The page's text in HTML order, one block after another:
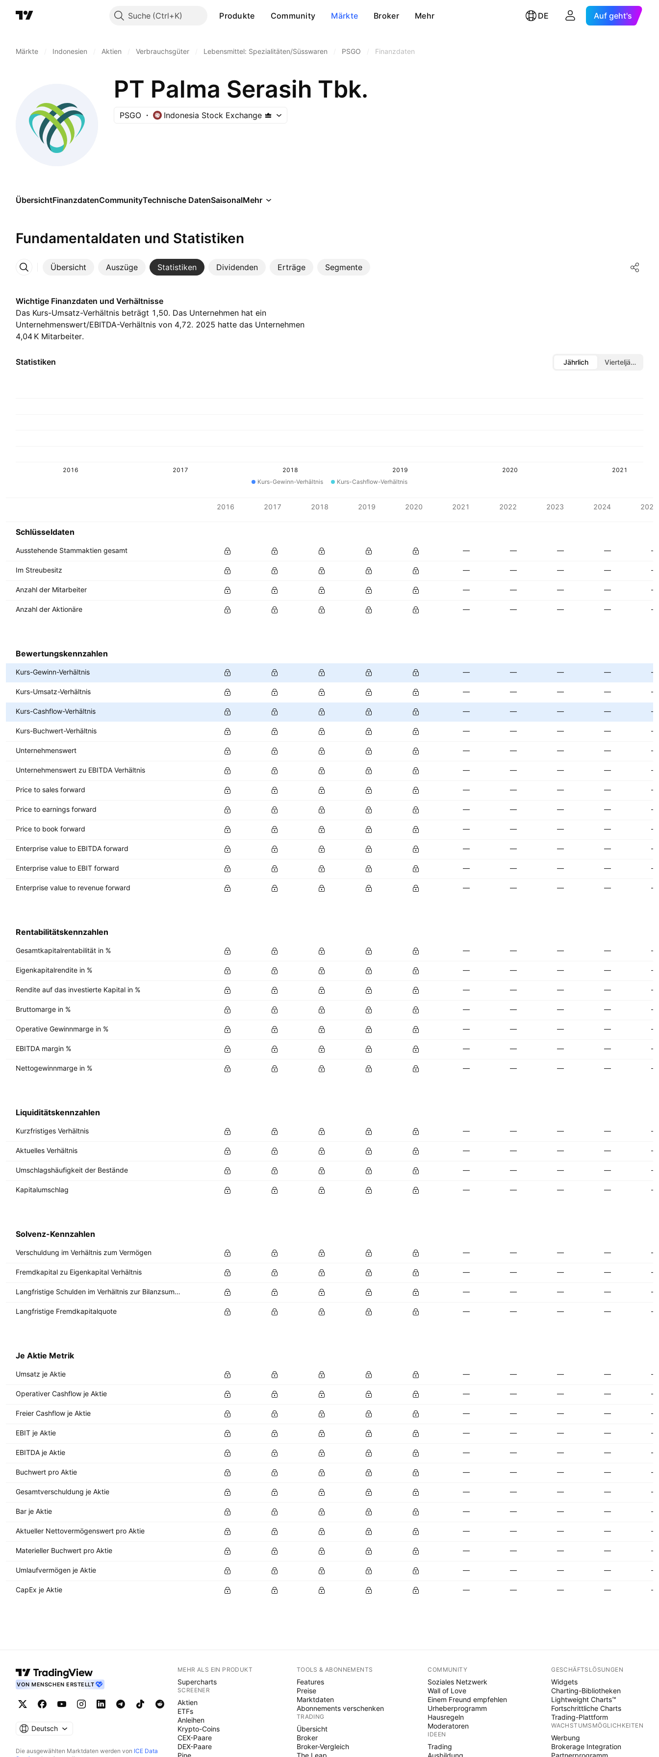
Suche Produkte Community Märkte Broker Mehr DE Auf geht's
Märkte Indonesien Aktien Verbrauchsgüter Lebensmittel: Spezialitäten/Süsswaren PSGO Finanzdaten
PT Palma Serasih Tbk.
PSGO Indonesia Stock Exchange
ÜbersichtFinanzdatenCommunityTechnische DatenSaisonalMehr
Fundamentaldaten und Statistiken
Übersicht Auszüge Statistiken Dividenden Erträge Segmente
Mehr
Wichtige Finanzdaten und Verhältnisse
Das Kurs-Umsatz-Verhältnis beträgt 1,50. Das Unternehmen hat ein
Unternehmenswert/EBITDA-Verhältnis von 4,72. 2025 hatte das Unternehmen
‪4,04 K‬ Mitarbeiter.
Statistiken Jährlich Vierteljährlich
2016 2017 2018 2019 2020
2021
Kurs-Gewinn-Verhältnis
Kurs-Cashflow-Verhältnis
2016 2017 2018 2019 2020 2021 2022 2023 2024 2025
Schlüsseldaten
Ausstehende Stammaktien gesamt — — — — —
Im Streubesitz — — — — —
Anzahl der Mitarbeiter — — — — —
Anzahl der Aktionäre — — — — —
Bewertungskennzahlen
Kurs-Gewinn-Verhältnis — — — — —
Kurs-Umsatz-Verhältnis — — — — —
Kurs-Cashflow-Verhältnis — — — — —
Kurs-Buchwert-Verhältnis — — — — —
Unternehmenswert — — — — —
Unternehmenswert zu EBITDA Verhältnis — — — — —
Price to sales forward — — — — —
Price to earnings forward — — — — —
Price to book forward — — — — —
Enterprise value to EBITDA forward — — — — —
Enterprise value to EBIT forward — — — — —
Enterprise value to revenue forward — — — — —
Rentabilitätskennzahlen
Gesamtkapitalrentabilität in % — — — — —
Eigenkapitalrendite in % — — — — —
Rendite auf das investierte Kapital in % — — — — —
Bruttomarge in % — — — — —
Operative Gewinnmarge in % — — — — —
EBITDA margin % — — — — —
Nettogewinnmarge in % — — — — —
Liquiditätskennzahlen
Kurzfristiges Verhältnis — — — — —
Aktuelles Verhältnis — — — — —
Umschlagshäufigkeit der Bestände — — — — —
Kapitalumschlag — — — — —
Solvenz-Kennzahlen
Verschuldung im Verhältnis zum Vermögen — — — — —
Fremdkapital zu Eigenkapital Verhältnis — — — — —
Langfristige Schulden im Verhältnis zur Bilanzsumme — — — — —
Langfristige Fremdkapitalquote — — — — —
Je Aktie Metrik
Umsatz je Aktie — — — — —
Operativer Cashflow je Aktie — — — — —
Freier Cashflow je Aktie — — — — —
EBIT je Aktie — — — — —
EBITDA je Aktie — — — — —
Buchwert pro Aktie — — — — —
Gesamtverschuldung je Aktie — — — — —
Bar je Aktie — — — — —
Aktueller Nettovermögenswert pro Aktie — — — — —
Materieller Buchwert pro Aktie — — — — —
Umlaufvermögen je Aktie — — — — —
CapEx je Aktie — — — — —
VON MENSCHEN ERSTELLT
Deutsch
Die ausgewählten Marktdaten werden von ICE Data
MEHR ALS EIN PRODUKT
Supercharts
SCREENER
Aktien
ETFs
Anleihen
Krypto-Coins
CEX-Paare
DEX-Paare
Pine
TOOLS & ABONNEMENTS
Features
Preise
Marktdaten
Abonnements verschenken
TRADING
Übersicht
Broker
Broker-Vergleich
The Leap
COMMUNITY
Soziales Netzwerk
Wall of Love
Einem Freund empfehlen
Urheberprogramm
Hausregeln
Moderatoren
IDEEN
Trading
Ausbildung
GESCHÄFTSLÖSUNGEN
Widgets
Charting-Bibliotheken
Lightweight Charts™
Fortschrittliche Charts
Trading-Plattform
WACHSTUMSMÖGLICHKEITEN
Werbung
Brokerage Integration
Partnerprogramm